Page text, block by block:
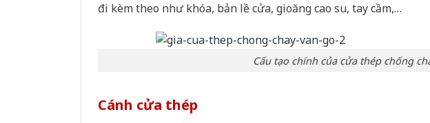
đi kèm theo như khóa, bản lề cửa, gioăng cao su, tay cầm,…
Cấu tạo chính của cửa thép chống
Cánh cửa thép